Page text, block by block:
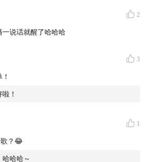
题或反馈，欢迎发电子邮件至：
丨re:plus
丨周杰伦
2
说话就醒了哈哈哈
3
！
1
？😂
哈哈哈～